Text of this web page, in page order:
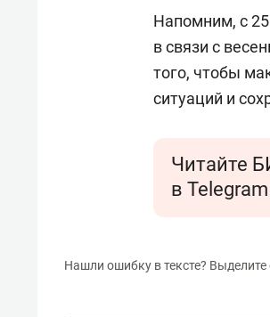
Напомним, с
в связи с
того, чтобы
ситуаций и
Читайте
в Telegram
Нашли ошибку в тексте?